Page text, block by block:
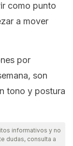
como punto
a mover
por
son
tono y postura
informativos y no
dudas, consulta a